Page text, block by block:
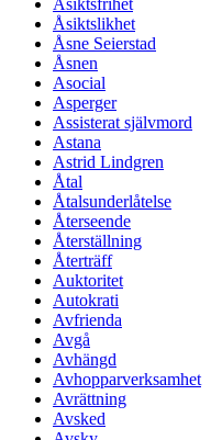
Åsiktslikhet
Åsne Seierstad
Åsnen
Asocial
Asperger
Assisterat självmord
Astana
Astrid Lindgren
Åtal
Åtalsunderlåtelse
Återseende
Återställning
Återträff
Auktoritet
Autokrati
Avfrienda
Avgå
Avhängd
Avhopparverksamhet
Avrättning
Avsked